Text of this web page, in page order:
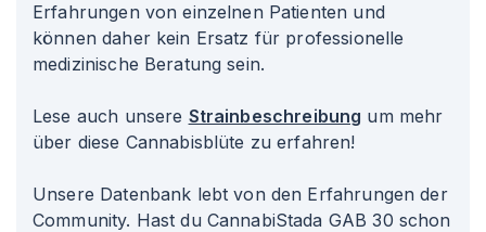
Erfahrungen von einzelnen Patienten und
können daher kein Ersatz für professionelle
medizinische Beratung sein.
Lese auch unsere Strainbeschreibung um mehr
über diese Cannabisblüte zu erfahren!
Unsere Datenbank lebt von den Erfahrungen der
Community. Hast du CannabiStada GAB 30 schon